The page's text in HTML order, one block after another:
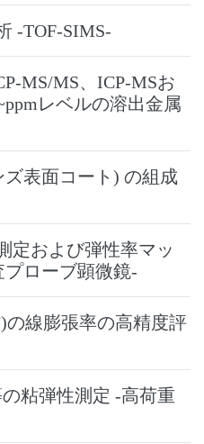
-TOF-SIMS-
MS/MS、ICP-MSお
レベルの溶出金属
表面コート) の組成
定および弾性率マッ
ローブ顕微鏡-
線膨張率の高精度評
粘弾性測定 -高荷重